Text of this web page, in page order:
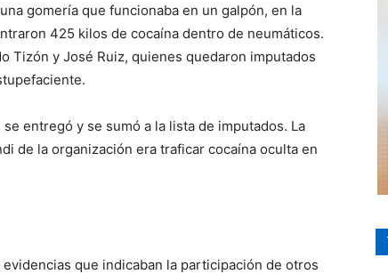
gomería que funcionaba en un galpón, en la
425 kilos de cocaína dentro de neumáticos.
Tizón y José Ruiz, quienes quedaron imputados
entregó y se sumó a la lista de imputados. La
de la organización era traficar cocaína oculta en
que indicaban la participación de otros